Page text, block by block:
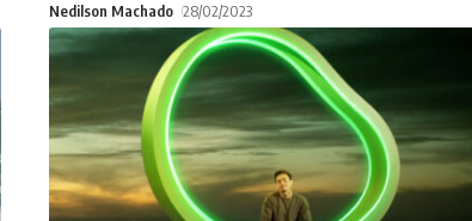
Nedilson Machado 28/02/2023